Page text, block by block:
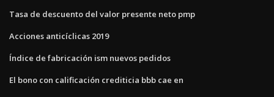
Tasa de descuento del valor presente neto pmp
Acciones anticíclicas 2019
Índice de fabricación ism nuevos pedidos
El bono con calificación crediticia bbb cae en